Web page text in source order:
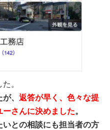
。
、 返答が早く、色々な提
さんに決めました。
いとの相談にも担当者の方